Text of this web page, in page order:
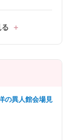
とのことで、お
の異人館会場見